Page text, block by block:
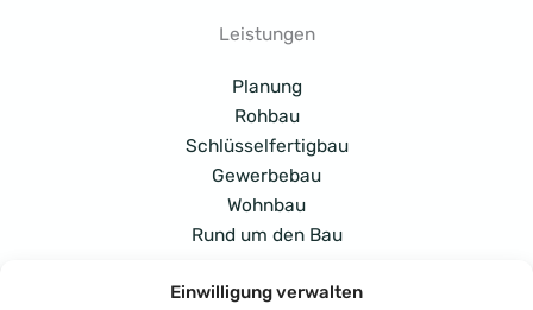
Einwilligung verwalten
Leistungen
Planung
Rohbau
Schlüsselfertigbau
Gewerbebau
Wohnbau
Rund um den Bau
Adresse